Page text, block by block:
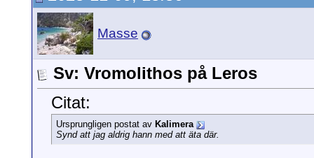
Masse
Sv: Vromolithos på Leros
Citat:
Ursprungligen postat av Kalimera
Synd att jag aldrig hann med att äta där.